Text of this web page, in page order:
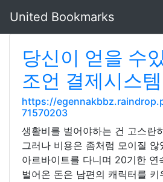
United Bookmarks
당신이 얻을 수
조언 결제시스템
https://
71570203
생활비를 벌어야하는 건 고스란
그러나 비용은 좀처럼 모이질 않
아르바이트를 다니며 20기한 연
벌어온 돈은 남편의 캐릭터를